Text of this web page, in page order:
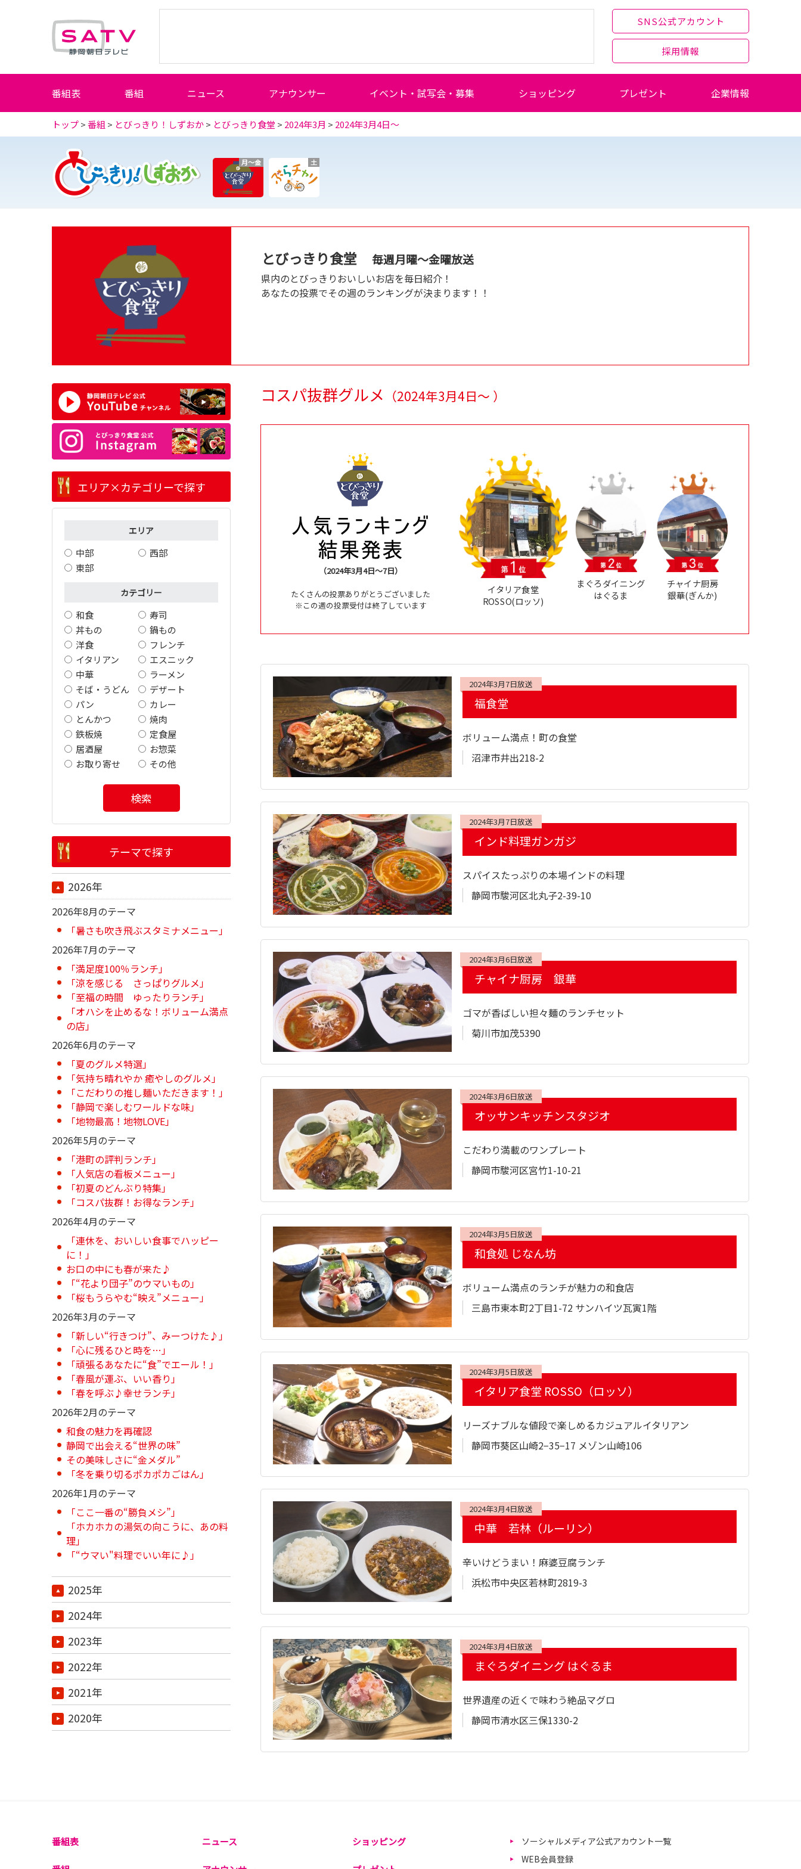
SNS公式アカウント
採用情報
番組表 番組 ニュース アナウンサー イベント・試写会・募集 ショッピング プレゼント 企業情報
トップ>番組 > とびっきり！しずおか> とびっきり食堂 > 2024年3月 > 2024年3月4日～
月～金 土
とびっきり食堂 毎週月曜～金曜放送
県内のとびっきりおいしいお店を毎日紹介！
あなたの投票でその週のランキングが決まります！！
コスパ抜群グルメ （2024年3月4日～ ）
（2024年3月4日～7日）
たくさんの投票ありがとうございました
※この週の投票受付は終了しています
イタリア食堂
ROSSO(ロッソ)
まぐろダイニング
はぐるま
チャイナ厨房
銀華(ぎんか)
2024年3月7日放送
福食堂
ボリューム満点！町の食堂
沼津市井出218-2
2024年3月7日放送
インド料理ガンガジ
スパイスたっぷりの本場インドの料理
静岡市駿河区北丸子2-39-10
2024年3月6日放送
チャイナ厨房 銀華
ゴマが香ばしい担々麺のランチセット
菊川市加茂5390
2024年3月6日放送
オッサンキッチンスタジオ
こだわり満載のワンプレート
静岡市駿河区宮竹1-10-21
2024年3月5日放送
和食処 じなん坊
ボリューム満点のランチが魅力の和食店
三島市東本町2丁目1-72 サンハイツ瓦寅1階
2024年3月5日放送
イタリア食堂 ROSSO（ロッソ）
リーズナブルな値段で楽しめるカジュアルイタリアン
静岡市葵区山崎2−35−17 メゾン山崎106
2024年3月4日放送
中華 若林（ルーリン）
辛いけどうまい！麻婆豆腐ランチ
浜松市中央区若林町2819-3
2024年3月4日放送
まぐろダイニング はぐるま
世界遺産の近くで味わう絶品マグロ
静岡市清水区三保1330-2
エリア×カテゴリーで探す
エリア
中部
西部
東部
カテゴリー
和食
寿司
丼もの
鍋もの
洋食
フレンチ
イタリアン
エスニック
中華
ラーメン
そば・うどん
デザート
パン
カレー
とんかつ
焼肉
鉄板焼
定食屋
居酒屋
お惣菜
お取り寄せ
その他
検索
テーマで探す
2026年
2026年8月のテーマ
「暑さも吹き飛ぶスタミナメニュー」
2026年7月のテーマ
「満足度100％ランチ」
「涼を感じる さっぱりグルメ」
「至福の時間 ゆったりランチ」
「オハシを止めるな！ボリューム満点
の店」
2026年6月のテーマ
「夏のグルメ特選」
「気持ち晴れやか 癒やしのグルメ」
「こだわりの推し麺いただきます！」
「静岡で楽しむワールドな味」
「地物最高！地物LOVE」
2026年5月のテーマ
「港町の評判ランチ」
「人気店の看板メニュー」
「初夏のどんぶり特集」
「コスパ抜群！お得なランチ」
2026年4月のテーマ
「連休を、おいしい食事でハッピー
に！」
お口の中にも春が来た♪
「“花より団子”のウマいもの」
「桜もうらやむ“映え”メニュー」
2026年3月のテーマ
「新しい“行きつけ”、みーつけた♪」
「心に残るひと時を…」
「頑張るあなたに“食”でエール！」
「春風が運ぶ、いい香り」
「春を呼ぶ♪幸せランチ」
2026年2月のテーマ
和食の魅力を再確認
静岡で出会える“世界の味”
その美味しさに“金メダル”
「冬を乗り切るポカポカごはん」
2026年1月のテーマ
「ここ一番の“勝負メシ”」
「ホカホカの湯気の向こうに、あの料
理」
「“ウマい"料理でいい年に♪」
2025年
2024年
2023年
2022年
2021年
2020年
番組表 ニュース ショッピング
ソーシャルメディア公式アカウント一覧
WEB会員登録